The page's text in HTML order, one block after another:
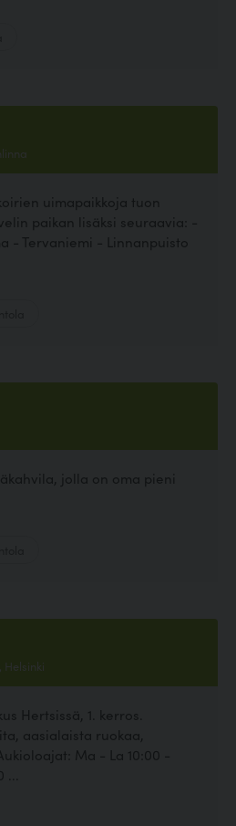
uimapaikkoja tuon
paikan lisäksi seuraavia: -
- Tervaniemi - Linnanpuisto
jolla on oma pieni
Helsinki
Hertsissä, 1. kerros.
aasialaista ruokaa,
Ma - La 10:00 -